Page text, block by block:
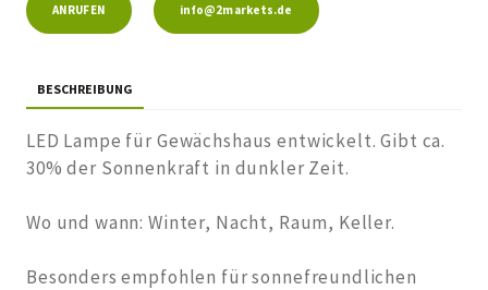
ANRUFEN info@2markets.de
BESCHREIBUNG
LED Lampe für Gewächshaus entwickelt. Gibt ca.
30% der Sonnenkraft in dunkler Zeit.
Wo und wann: Winter, Nacht, Raum, Keller.
Besonders empfohlen für sonnefreundlichen